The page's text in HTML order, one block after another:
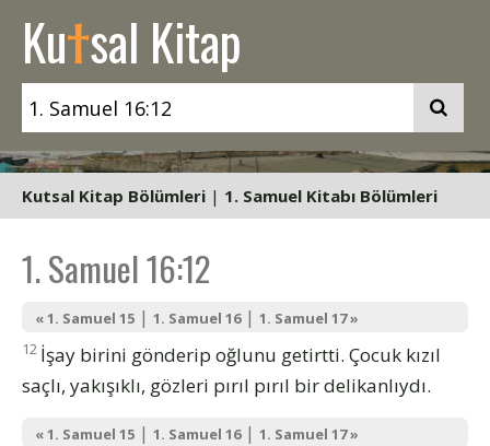
Kutsal Kitap
Kutsal Kitap Bölümleri | 1. Samuel Kitabı Bölümleri
1. Samuel 16:12
« 1. Samuel 15 | 1. Samuel 16| 1. Samuel 17 »
12 İşay birini gönderip oğlunu getirtti. Çocuk kızıl
saçlı, yakışıklı, gözleri pırıl pırıl bir delikanlıydı.
« 1. Samuel 15 | 1. Samuel 16| 1. Samuel 17 »